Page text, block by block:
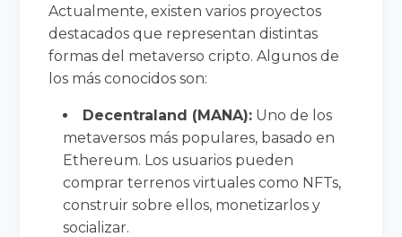
Actualmente, existen varios proyectos
destacados que representan distintas
formas del metaverso cripto. Algunos de
los más conocidos son:
Decentraland (MANA): Uno de los
metaversos más populares, basado en
Ethereum. Los usuarios pueden
comprar terrenos virtuales como NFTs,
construir sobre ellos, monetizarlos y
socializar.